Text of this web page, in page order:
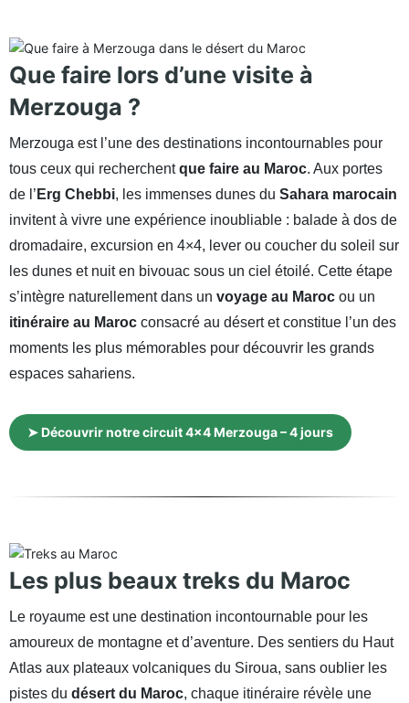
Que faire lors d’une visite à
Merzouga ?
Merzouga est l’une des destinations incontournables pour
tous ceux qui recherchentque faire au Maroc. Aux portes
de l’ Erg Chebbi, les immenses dunes du Sahara marocain
invitent à vivre une expérience inoubliable : balade à dos de
dromadaire, excursion en 4×4, lever ou coucher du soleil sur
les dunes et nuit en bivouac sous un ciel étoilé. Cette étape
s’intègre naturellement dans un voyage au Maroc ou un
itinéraire au Maroc consacré au désert et constitue l’un des
moments les plus mémorables pour découvrir les grands
espaces sahariens.
➤ Découvrir notre circuit 4×4 Merzouga – 4 jours
Les plus beaux treks du Maroc
Le royaume est une destination incontournable pour les
amoureux de montagne et d’aventure. Des sentiers du Haut
Atlas aux plateaux volcaniques du Siroua, sans oublier les
pistes du désert du Maroc, chaque itinéraire révèle une